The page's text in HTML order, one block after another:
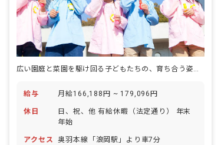
広い園庭と菜園を駆け回る子どもたちの、育ち合う姿を隣で見守れる園です。
給与 月給166,188円 ~ 179,096円
休日
日、祝、他 有給休暇（法定通り） 年末
年始
アクセス 奥羽本線「浪岡駅」より車7分